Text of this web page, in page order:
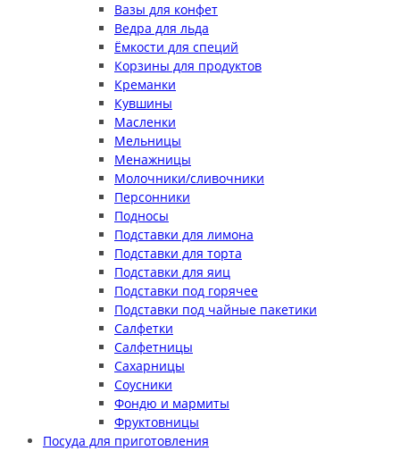
Вазы для конфет
Ведра для льда
Ёмкости для специй
Корзины для продуктов
Креманки
Кувшины
Масленки
Мельницы
Менажницы
Молочники/сливочники
Персонники
Подносы
Подставки для лимона
Подставки для торта
Подставки для яиц
Подставки под горячее
Подставки под чайные пакетики
Салфетки
Салфетницы
Сахарницы
Соусники
Фондю и мармиты
Фруктовницы
Посуда для приготовления